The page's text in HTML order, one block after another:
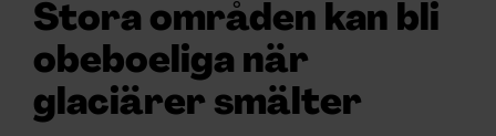
ÄMNEN
ARKIV & E-TIDNING
Stora områden kan bli
obeboeliga när
glaciärer smälter